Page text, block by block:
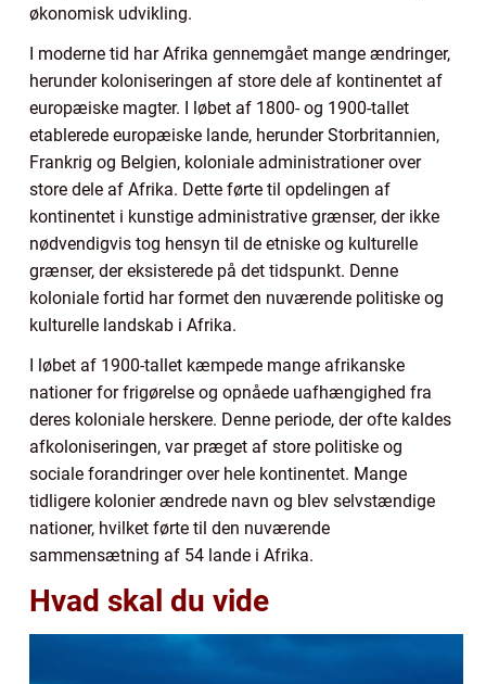
økonomisk udvikling.
I moderne tid har Afrika gennemgået mange ændringer,
herunder koloniseringen af store dele af kontinentet af
europæiske magter. I løbet af 1800- og 1900-tallet
etablerede europæiske lande, herunder Storbritannien,
Frankrig og Belgien, koloniale administrationer over
store dele af Afrika. Dette førte til opdelingen af
kontinentet i kunstige administrative grænser, der ikke
nødvendigvis tog hensyn til de etniske og kulturelle
grænser, der eksisterede på det tidspunkt. Denne
koloniale fortid har formet den nuværende politiske og
kulturelle landskab i Afrika.
I løbet af 1900-tallet kæmpede mange afrikanske
nationer for frigørelse og opnåede uafhængighed fra
deres koloniale herskere. Denne periode, der ofte kaldes
afkoloniseringen, var præget af store politiske og
sociale forandringer over hele kontinentet. Mange
tidligere kolonier ændrede navn og blev selvstændige
nationer, hvilket førte til den nuværende
sammensætning af 54 lande i Afrika.
Hvad skal du vide